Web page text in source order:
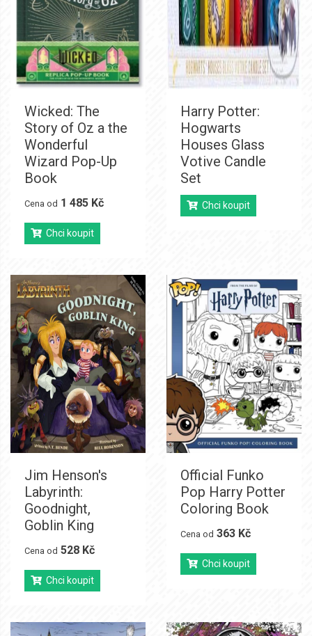
Wicked: The
Story of Oz a the
Wonderful
Wizard Pop-Up
Book
Cena od 1 485 Kč
Chci koupit
Harry Potter:
Hogwarts
Houses Glass
Votive Candle
Set
Chci koupit
Jim Henson's
Labyrinth:
Goodnight,
Goblin King
Cena od 528 Kč
Chci koupit
Official Funko
Pop Harry Potter
Coloring Book
Cena od 363 Kč
Chci koupit